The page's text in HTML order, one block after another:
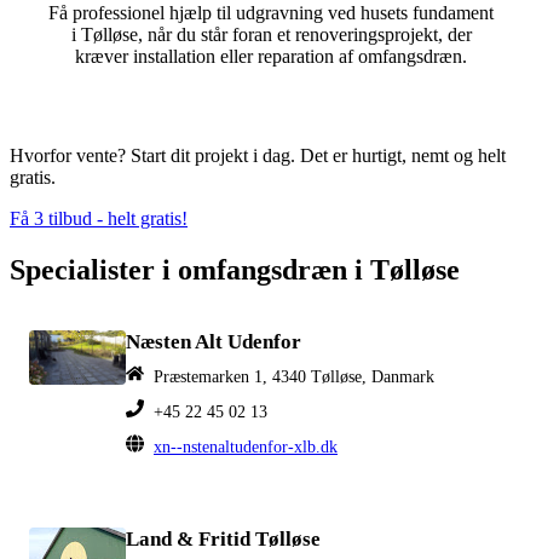
Få professionel hjælp til udgravning ved husets fundament
i Tølløse, når du står foran et renoveringsprojekt, der
kræver installation eller reparation af omfangsdræn.
Hvorfor vente? Start dit projekt i dag. Det er hurtigt, nemt og helt
gratis.
Få 3 tilbud - helt gratis!
Specialister i omfangsdræn i Tølløse
Næsten Alt Udenfor
Præstemarken 1, 4340 Tølløse, Danmark
+45 22 45 02 13
xn--nstenaltudenfor-xlb.dk
Land & Fritid Tølløse